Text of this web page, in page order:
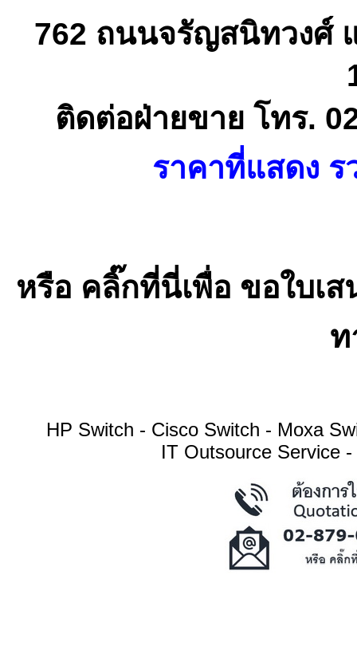
762 ถนนจรัญสนิทวงศ์
ติดต่อฝ่ายขาย โทร.
ราคาที่แสดง
หรือ คลิ๊กที่นี่เพื่อ ขอใบเ
ท
HP Switch - Cisco Switch - Moxa
IT Outsource Service